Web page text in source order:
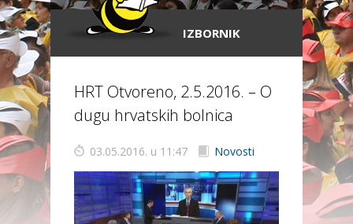
IZBORNIK
HRT Otvoreno, 2.5.2016. – O
dugu hrvatskih bolnica
03.05.2016. u 11:47 Novosti